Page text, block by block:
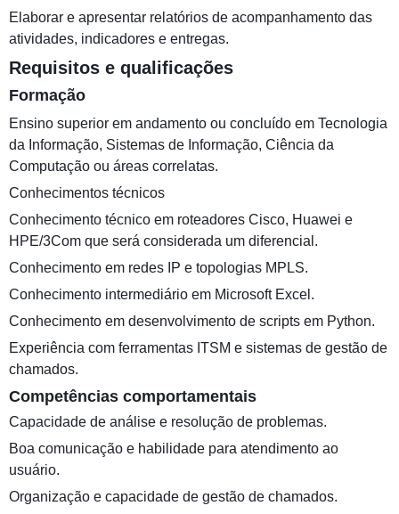
Elaborar e apresentar relatórios de acompanhamento das
atividades, indicadores e entregas.
Requisitos e qualificações
Formação
Ensino superior em andamento ou concluído em Tecnologia
da Informação, Sistemas de Informação, Ciência da
Computação ou áreas correlatas.
Conhecimentos técnicos
Conhecimento técnico em roteadores Cisco, Huawei e
HPE/3Com que será considerada um diferencial.
Conhecimento em redes IP e topologias MPLS.
Conhecimento intermediário em Microsoft Excel.
Conhecimento em desenvolvimento de scripts em Python.
Experiência com ferramentas ITSM e sistemas de gestão de
chamados.
Competências comportamentais
Capacidade de análise e resolução de problemas.
Boa comunicação e habilidade para atendimento ao
usuário.
Organização e capacidade de gestão de chamados.